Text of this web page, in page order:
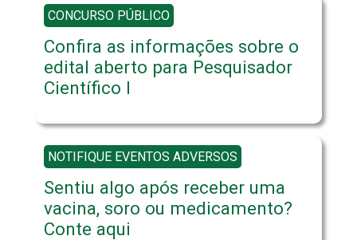
CONCURSO PÚBLICO
Confira as informações sobre o
edital aberto para Pesquisador
Científico I
NOTIFIQUE EVENTOS ADVERSOS
Sentiu algo após receber uma
vacina, soro ou medicamento?
Conte aqui